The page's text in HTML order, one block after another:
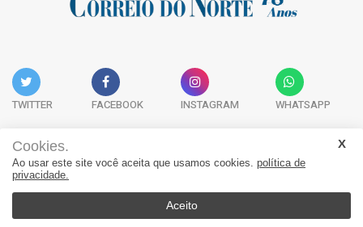
TWITTER FACEBOOK INSTAGRAM WHATSAPP
Acervo Digital Fale Conosco Quem Somos
Cookies.
Ao usar este site você aceita que usamos cookies. política de
privacidade.
Aceito